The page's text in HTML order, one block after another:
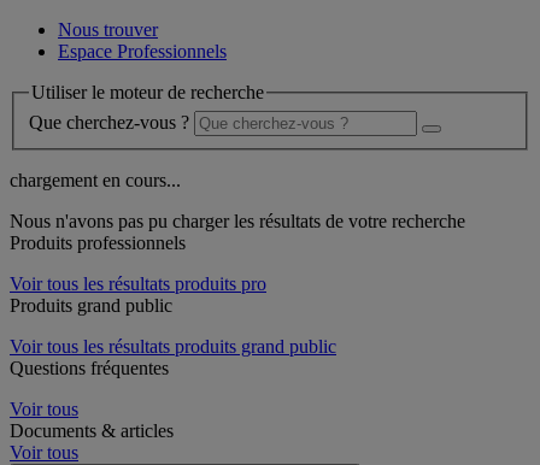
Nous trouver
Espace Professionnels
Utiliser le moteur de recherche
Que cherchez-vous ?
chargement en cours...
Nous n'avons pas pu charger les résultats de votre recherche
Produits professionnels
Voir tous les résultats produits pro
Produits grand public
Voir tous les résultats produits grand public
Questions fréquentes
Voir tous
Documents & articles
Voir tous